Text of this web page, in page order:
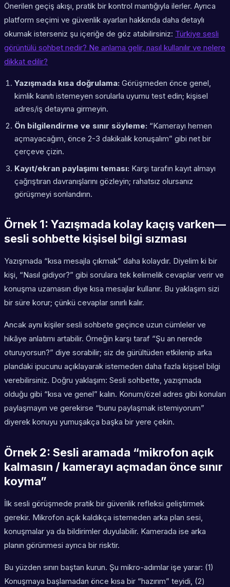
Önerilen geçiş akışı, pratik bir kontrol mantığıyla ilerler. Ayrıca
platform seçimi ve güvenlik ayarları hakkında daha detaylı
okumak isterseniz şu içeriğe de göz atabilirsiniz: Türkiye sesli
görüntülü sohbet nedir? Ne anlama gelir, nasıl kullanılır ve nelere
dikkat edilir?
Yazışmada kısa doğrulama: Görüşmeden önce genel,
kimlik kanıtı istemeyen sorularla uyumu test edin; kişisel
adres/iş detayına girmeyin.
Ön bilgilendirme ve sınır söyleme: “Kamerayı hemen
açmayacağım, önce 2-3 dakikalık konuşalım” gibi net bir
çerçeve çizin.
Kayıt/ekran paylaşımı teması: Karşı tarafın kayıt almayı
çağrıştıran davranışlarını gözleyin; rahatsız olursanız
görüşmeyi sonlandırın.
Örnek 1: Yazışmada kolay kaçış varken—
sesli sohbette kişisel bilgi sızması
Yazışmada “kısa mesajla çıkmak” daha kolaydır. Diyelim ki bir
kişi, “Nasıl gidiyor?” gibi sorulara tek kelimelik cevaplar verir ve
konuşma uzamasın diye kısa mesajlar kullanır. Bu yaklaşım sizi
bir süre korur; çünkü cevaplar sınırlı kalır.
Ancak aynı kişiler sesli sohbete geçince uzun cümleler ve
hikâye anlatımı artabilir. Örneğin karşı taraf “Şu an nerede
oturuyorsun?” diye sorabilir; siz de gürültüden etkilenip arka
plandaki ipucunu açıklayarak istemeden daha fazla kişisel bilgi
verebilirsiniz. Doğru yaklaşım: Sesli sohbette, yazışmada
olduğu gibi “kısa ve genel” kalın. Konum/özel adres gibi konuları
paylaşmayın ve gerekirse “bunu paylaşmak istemiyorum”
diyerek konuyu yumuşakça başka bir yere çekin.
Örnek 2: Sesli aramada “mikrofon açık
kalmasın / kamerayı açmadan önce sınır
koyma”
İlk sesli görüşmede pratik bir güvenlik refleksi geliştirmek
gerekir. Mikrofon açık kaldıkça istemeden arka plan sesi,
konuşmalar ya da bildirimler duyulabilir. Kamerada ise arka
planın görünmesi ayrıca bir risktir.
Bu yüzden sınırı baştan kurun. Şu mikro-adımlar işe yarar: (1)
Konuşmaya başlamadan önce kısa bir “hazırım” teyidi, (2)